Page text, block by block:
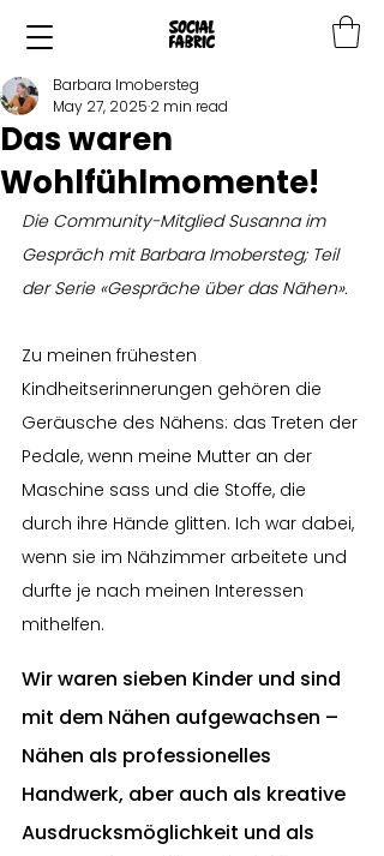
Das waren
Wohlfühlmomente!
Barbara Imobersteg
May 27, 2025 2 min read
Die Community-Mitglied Susanna im
Gespräch mit Barbara Imobersteg; Teil
der Serie «Gespräche über das Nähen».
Zu meinen frühesten
Kindheitserinnerungen gehören die
Geräusche des Nähens: das Treten der
Pedale, wenn meine Mutter an der
Maschine sass und die Stoffe, die
durch ihre Hände glitten. Ich war dabei,
wenn sie im Nähzimmer arbeitete und
durfte je nach meinen Interessen
mithelfen.
Wir waren sieben Kinder und sind
mit dem Nähen aufgewachsen –
Nähen als professionelles
Handwerk, aber auch als kreative
Ausdrucksmöglichkeit und als